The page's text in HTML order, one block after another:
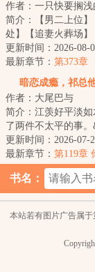
婚大佬
作者：一只快要搁浅
简介：【男二上位】
处】【追妻火葬场
甜】【闪婚】 暗恋
挽如愿以偿的嫁给陆
更新时间：2026-08-
最新章节： 第373章
暗恋成瘾，祁总
作者：大尾巴与
简介：江羡好平淡如
了两件不太平的事
一是江羡好谈恋爱两
朋友青梅竹...
更新时间：2026-07-
最新章节： 第119章
书名：
本站若有图片广告属